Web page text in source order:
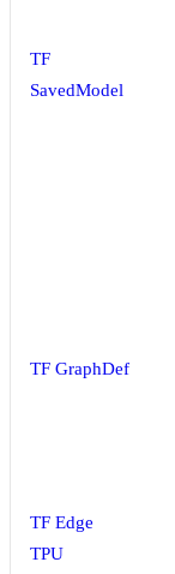
TF
SavedModel
TF GraphDef
TF Edge
TPU